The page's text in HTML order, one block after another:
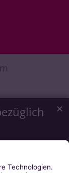
Erlebnis zu
die für das
sind. Mit Ihrer
✕